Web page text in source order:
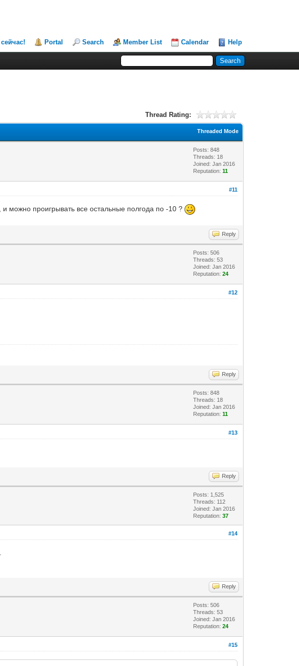
Portal Search Member List Calendar Help
Thread Rating:
Threaded Mode
Posts: 848
Threads: 18
Joined: Jan 2016
Reputation:11
#11
можно проигрывать все остальные полгода по -10 ?
Reply
Posts: 506
Threads: 53
Joined: Jan 2016
Reputation:24
#12
Reply
Posts: 848
Threads: 18
Joined: Jan 2016
Reputation:11
#13
Reply
Posts: 1,525
Threads: 112
Joined: Jan 2016
Reputation:37
#14
Reply
Posts: 506
Threads: 53
Joined: Jan 2016
Reputation:24
#15